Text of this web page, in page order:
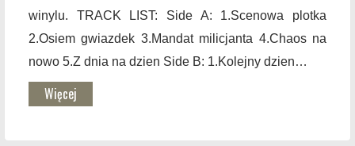
winylu. TRACK LIST: Side A: 1.Scenowa plotka
2.Osiem gwiazdek 3.Mandat milicjanta 4.Chaos na
nowo 5.Z dnia na dzien Side B: 1.Kolejny dzien…
Więcej